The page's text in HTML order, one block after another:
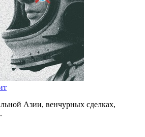
Азии, венчурных сделках,